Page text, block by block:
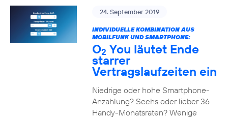
24. September 2019
INDIVIDUELLE KOMBINATION AUS
MOBILFUNK UND SMARTPHONE:
O2 You läutet Ende
starrer
Vertragslaufzeiten ein
Niedrige oder hohe Smartphone-
Anzahlung? Sechs oder lieber 36
Handy-Monatsraten? Wenige